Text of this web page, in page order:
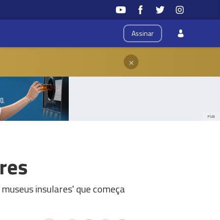
Assinar
×
PUB
insulares' que começa